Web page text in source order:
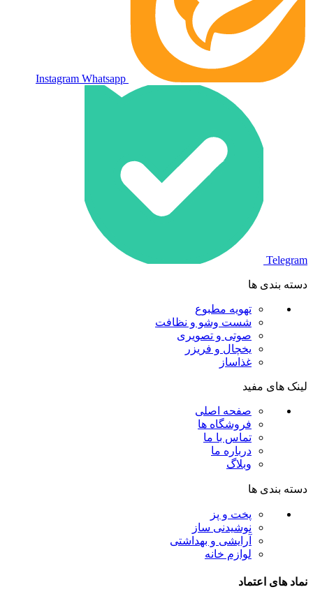
Instagram Whatsapp
Telegram
دسته بندی ها
تهویه مطبوع
شست وشو و نظافت
صوتی و تصویری
یخچال و فریزر
غذاساز
لینک های مفید
صفحه اصلی
فروشگاه ها
تماس با ما
درباره ما
وبلاگ
دسته بندی ها
پخت و پز
نوشیدنی ساز
آرایشی و بهداشتی
لوازم خانه
نماد های اعتماد